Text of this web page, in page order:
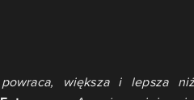
powraca, większa i lepsza